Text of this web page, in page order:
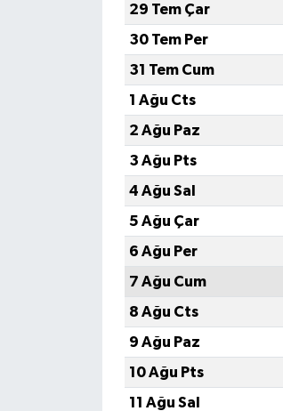
29 Tem Çar
30 Tem Per
31 Tem Cum
1 Ağu Cts
2 Ağu Paz
3 Ağu Pts
4 Ağu Sal
5 Ağu Çar
6 Ağu Per
7 Ağu Cum
8 Ağu Cts
9 Ağu Paz
10 Ağu Pts
11 Ağu Sal